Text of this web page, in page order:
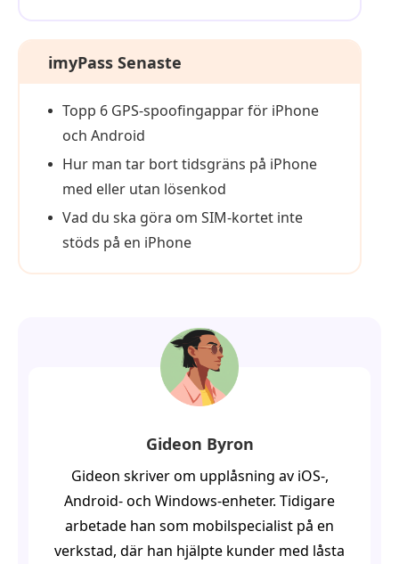
imyPass Senaste
Topp 6 GPS-spoofingappar för iPhone
och Android
Hur man tar bort tidsgräns på iPhone
med eller utan lösenkod
Vad du ska göra om SIM-kortet inte
stöds på en iPhone
Gideon Byron
Gideon skriver om upplåsning av iOS-,
Android- och Windows-enheter. Tidigare
arbetade han som mobilspecialist på en
verkstad, där han hjälpte kunder med låsta